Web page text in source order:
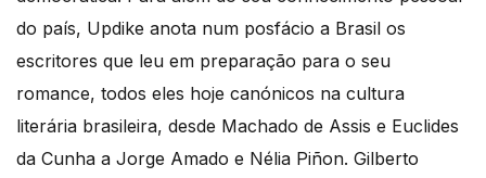
do país, Updike anota num posfácio a Brasil os
escritores que leu em preparação para o seu
romance, todos eles hoje canónicos na cultura
literária brasileira, desde Machado de Assis e Euclides
da Cunha a Jorge Amado e Nélia Piñon. Gilberto